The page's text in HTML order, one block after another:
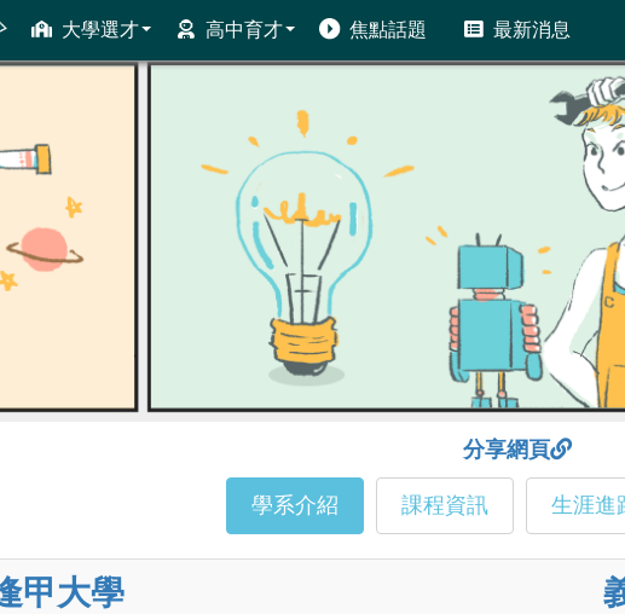
大學選才 高中育才 焦點話題 最新消息
才輔助系統
分享網頁
學系介紹 課程資訊 生涯進
甲大學